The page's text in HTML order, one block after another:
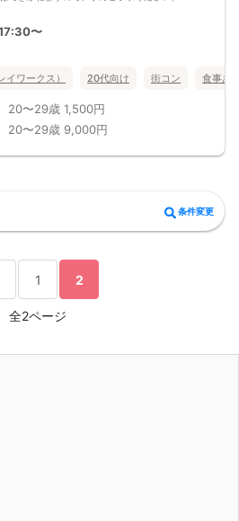
、友達作りにも最適です。
となります。
ので、予めご了承ください）
終わっちゃった・・・
じめまして」から会話を楽しみましょう。
います。
りません。
同士でお申し込みください。
いたしませんのでご了承ください。
受付いたします。店内に入り店員に「街コン
徴収し返金はいたしかねます。
キャンセル、途中キャンセルは出来ません。
の返金額は、チケット代金となり、交通費、宿
。
べての事項に同意したと判断いたします。
〜
ワークス） 20代向け 街コン 食事あ
20〜29歳 1,500円
20〜29歳 9,000円
条件変更
1 2
全2ページ